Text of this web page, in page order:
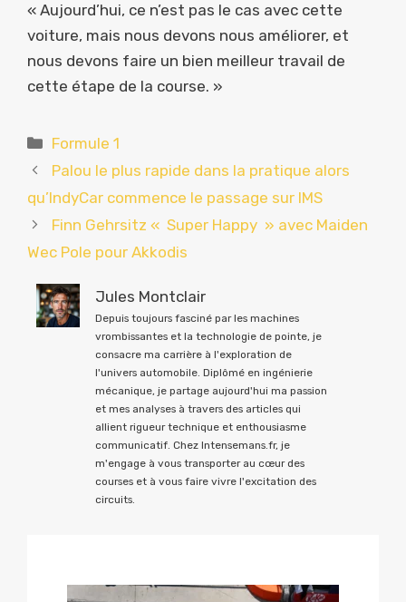
« Aujourd’hui, ce n’est pas le cas avec cette
voiture, mais nous devons nous améliorer, et
nous devons faire un bien meilleur travail de
cette étape de la course. »
Catégories
Formule 1
Palou le plus rapide dans la pratique alors
qu’IndyCar commence le passage sur IMS
Finn Gehrsitz « Super Happy » avec Maiden
Wec Pole pour Akkodis
Jules Montclair
Depuis toujours fasciné par les machines
vrombissantes et la technologie de pointe, je
consacre ma carrière à l'exploration de
l'univers automobile. Diplômé en ingénierie
mécanique, je partage aujourd'hui ma passion
et mes analyses à travers des articles qui
allient rigueur technique et enthousiasme
communicatif. Chez Intensemans.fr, je
m'engage à vous transporter au cœur des
courses et à vous faire vivre l'excitation des
circuits.